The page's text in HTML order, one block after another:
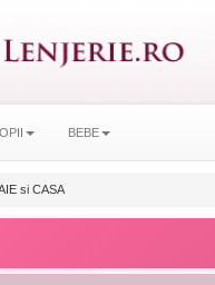
BEBE
si CASA